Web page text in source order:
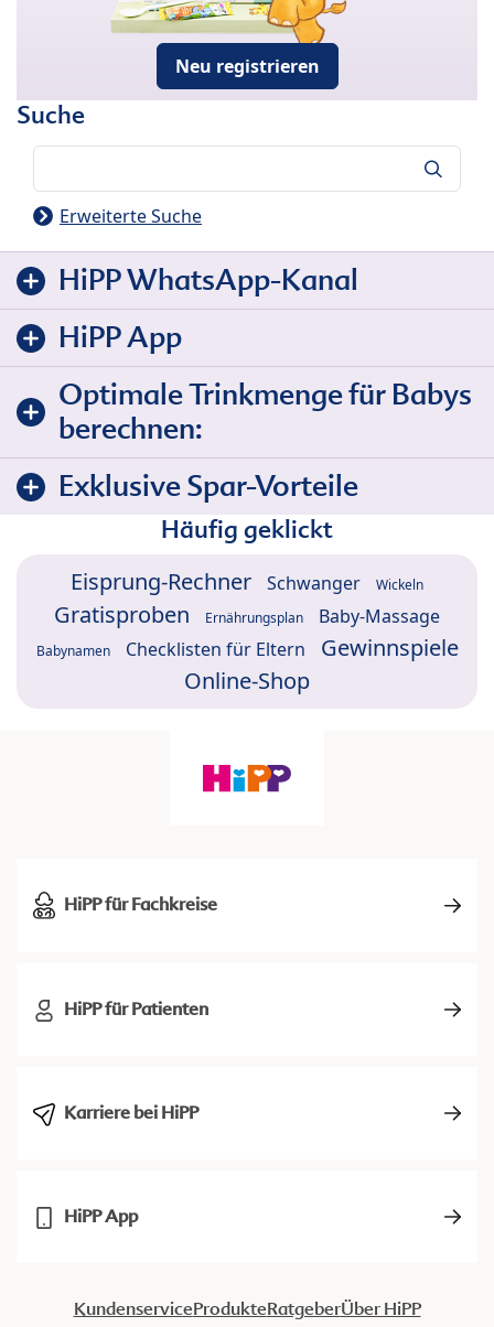
Neu registrieren
Suche
Erweiterte Suche
HiPP WhatsApp-Kanal
HiPP App
Optimale Trinkmenge für Babys
berechnen:
Exklusive Spar-Vorteile
Häufig geklickt
Eisprung-Rechner Schwanger Wickeln
Gratisproben Ernährungsplan Baby-Massage
Babynamen Checklisten für Eltern
Gewinnspiele
Online-Shop
HiPP für Fachkreise
HiPP für Patienten
Karriere bei HiPP
HiPP App
KundenserviceProdukteRatgeberÜber HiPP